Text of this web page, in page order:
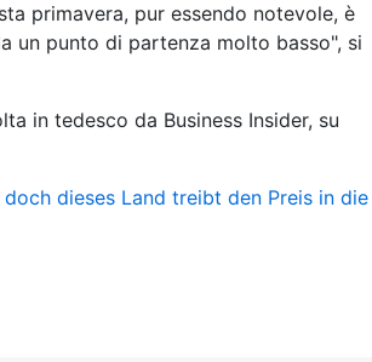
primavera, pur essendo notevole, è
un punto di partenza molto basso", si
in tedesco da Business Insider, su
dieses Land treibt den Preis in die